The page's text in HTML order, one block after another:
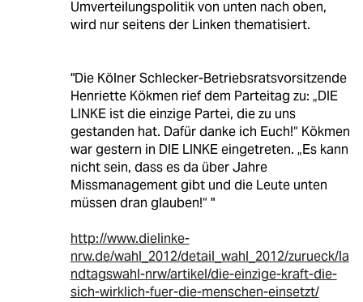
Umverteilungspolitik von unten nach oben,
wird nur seitens der Linken thematisiert.
"Die Kölner Schlecker-Betriebsratsvorsitzende
Henriette Kökmen rief dem Parteitag zu: „DIE
LINKE ist die einzige Partei, die zu uns
gestanden hat. Dafür danke ich Euch!“ Kökmen
war gestern in DIE LINKE eingetreten. „Es kann
nicht sein, dass es da über Jahre
Missmanagement gibt und die Leute unten
müssen dran glauben!“ "
http://www.dielinke-
nrw.de/wahl_2012/detail_wahl_2012/zurueck/la
ndtagswahl-nrw/artikel/die-einzige-kraft-die-
sich-wirklich-fuer-die-menschen-einsetzt/